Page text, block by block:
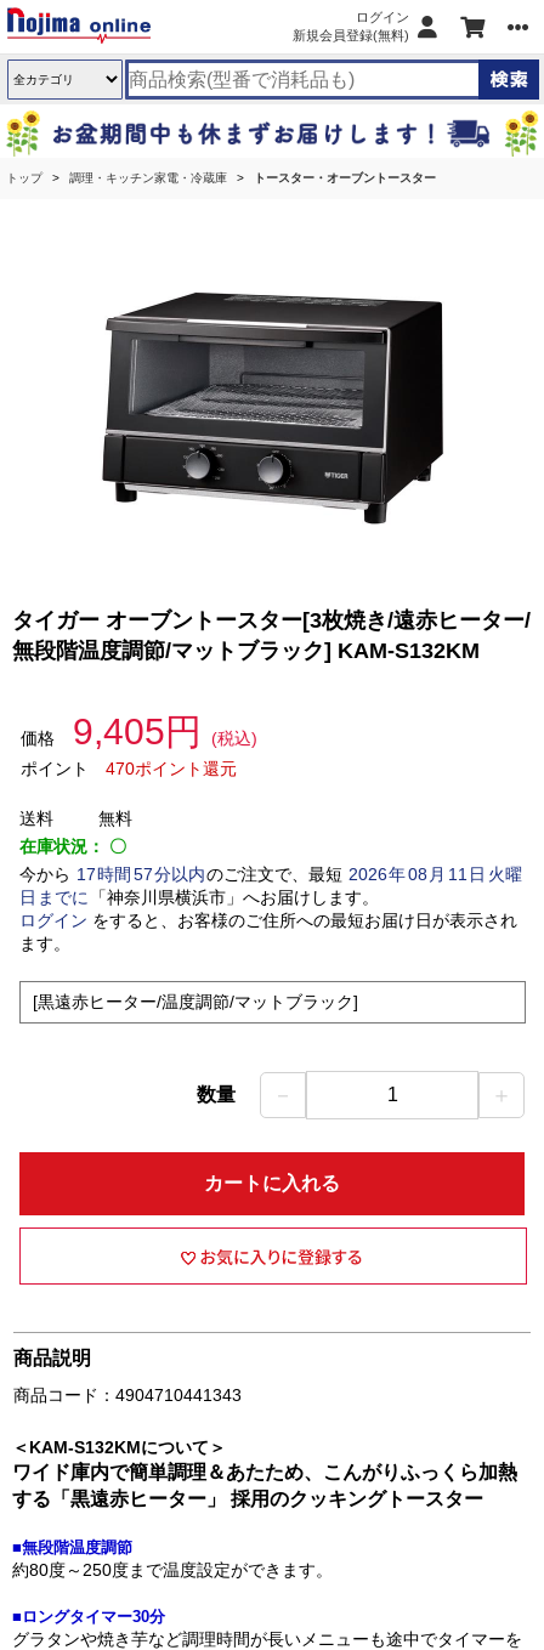
ログイン
新規会員登録(無料)
トップ 調理・キッチン家電・冷蔵庫 トースター・オーブントースター
タイガー オーブントースター[3枚焼き/遠赤ヒーター/
無段階温度調節/マットブラック] KAM-S132KM
価格 9,405円
(税込)
ポイント
470ポイント還元
送料
無料
在庫状況： 〇
今から 17時間 57分以内のご注文で、最短 2026年08 月 11 日火曜
日 までに 「神奈川県横浜市」 へお届けします。
ログイン をすると、お客様のご住所への最短お届け日が表示され
ます。
[黒遠赤ヒーター/温度調節/マットブラック]
数量 － 1 ＋
カートに入れる
商品説明
商品コード：4904710441343
＜KAM-S132KMについて＞
ワイド庫内で簡単調理＆あたため、こんがりふっくら加熱
する「黒遠赤ヒーター」 採用のクッキングトースター
■無段階温度調節
約80度～250度まで温度設定ができます。
■ロングタイマー30分
グラタンや焼き芋など調理時間が長いメニューも途中でタイマーを